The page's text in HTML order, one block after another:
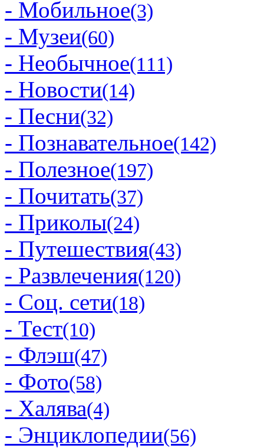
- Мобильное(3)
- Музеи(60)
- Необычное(111)
- Новости(14)
- Песни(32)
- Познавательное(142)
- Полезное(197)
- Почитать(37)
- Приколы(24)
- Путешествия(43)
- Развлечения(120)
- Соц. сети(18)
- Тест(10)
- Флэш(47)
- Фото(58)
- Халява(4)
- Энциклопедии(56)